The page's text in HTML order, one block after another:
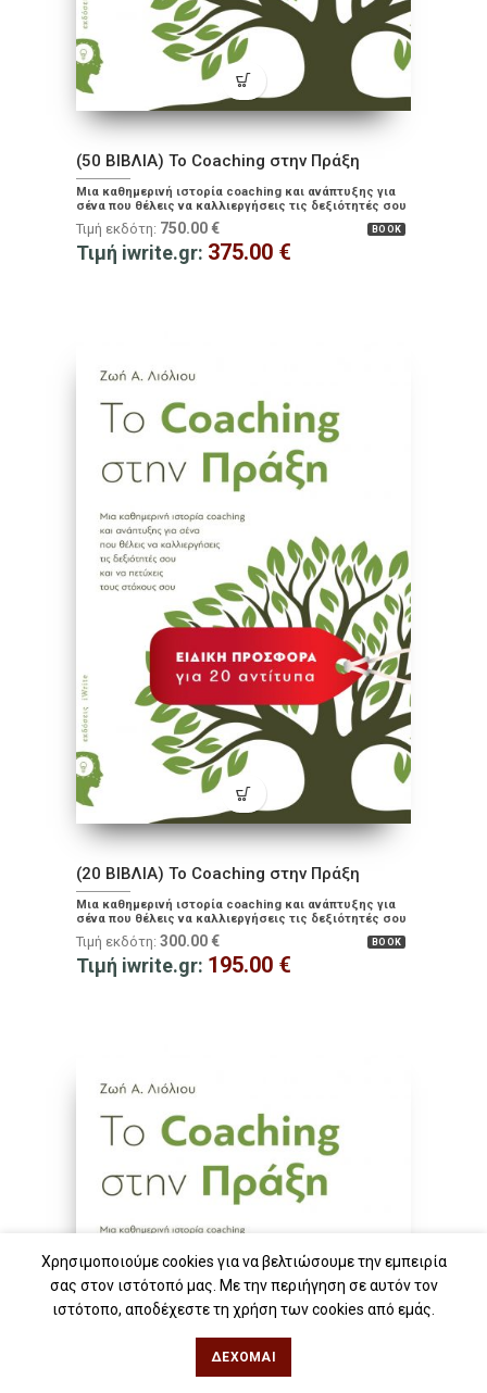
(50 ΒΙΒΛΙΑ) To Coaching στην Πράξη
Μια καθημερινή ιστορία coaching και ανάπτυξης για
σένα που θέλεις να καλλιεργήσεις τις δεξιότητές σου
και να πετύχεις τους στόχους σου
BOOK
Τιμή εκδότη: 750.00 €
Τιμή iwrite.gr: 375.00 €
(20 ΒΙΒΛΙΑ) To Coaching στην Πράξη
Μια καθημερινή ιστορία coaching και ανάπτυξης για
σένα που θέλεις να καλλιεργήσεις τις δεξιότητές σου
και να πετύχεις τους στόχους σου
BOOK
Τιμή εκδότη: 300.00 €
Τιμή iwrite.gr: 195.00 €
Χρησιμοποιούμε cookies για να βελτιώσουμε την εμπειρία
σας στον ιστότοπό μας. Με την περιήγηση σε αυτόν τον
ιστότοπο, αποδέχεστε τη χρήση των cookies από εμάς.
ΔΈΧΟΜΑΙ